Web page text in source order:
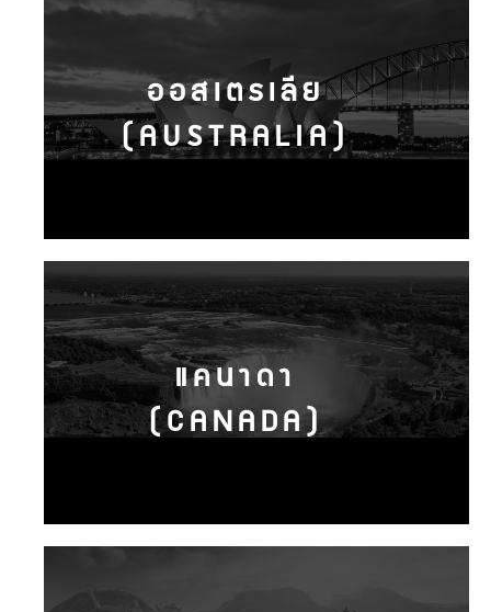
ออสเตรเลีย
(AUSTRALIA)
แคนาดา
(CANADA)